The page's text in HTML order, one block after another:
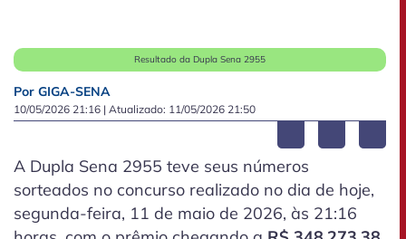
Resultado da Dupla Sena 2955
Por GIGA-SENA
10/05/2026 21:16 | Atualizado: 11/05/2026 21:50
A Dupla Sena 2955 teve seus números
sorteados no concurso realizado no dia de hoje,
segunda-feira, 11 de maio de 2026, às 21:16